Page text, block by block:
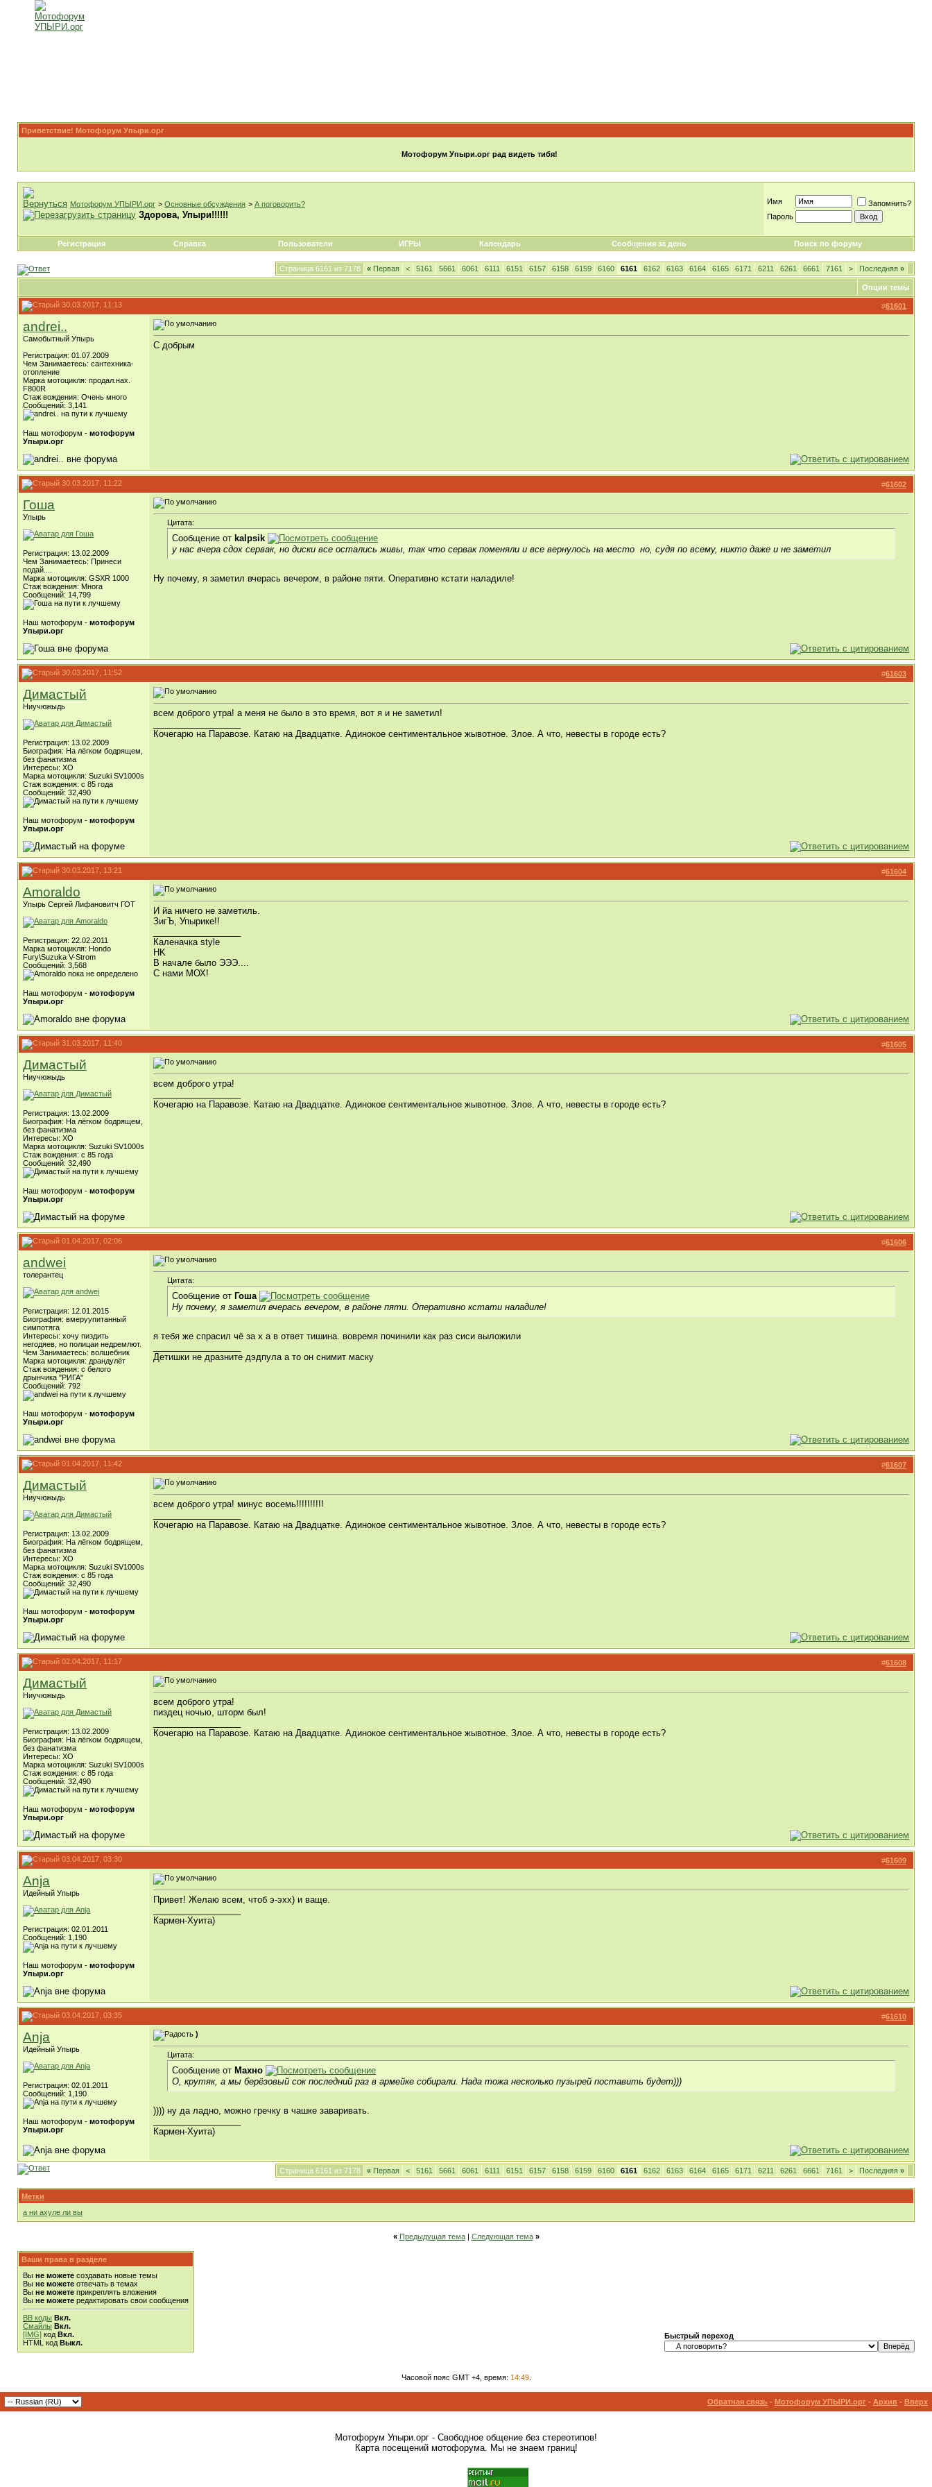
Приветствие! Мотофорум Упыри.орг
Мотофорум Упыри.орг рад видеть тибя!
Мотофорум УПЫРИ.орг > Основные обсуждения > А поговорить?
Здорова, Упыри!!!!!!
Имя
Запомнить?
Пароль
Регистрация Справка Пользователи ИГРЫ Календарь Сообщения за день Поиск по форуму
Страница 6161 из 7178 « Первая < 5161 5661 6061 6111 6151 6157 6158 6159 6160 6161 6162 6163 6164 6165 6171 6211 6261 6661 7161 > Последняя »
Опции темы
30.03.2017, 11:13 #61601
andrei..
Самобытный Упырь
Регистрация: 01.07.2009
Чем Занимаетесь: сантехника-
отопление
Марка мотоцикля: продал.нах.
F800R
Стаж вождения: Очень много
Сообщений: 3,141
Наш мотофорум - мотофорум
Упыри.орг
С добрым
30.03.2017, 11:22 #61602
Гоша
Упырь
Регистрация: 13.02.2009
Чем Занимаетесь: Принеси
подай....
Марка мотоцикля: GSXR 1000
Стаж вождения: Многа
Сообщений: 14,799
Наш мотофорум - мотофорум
Упыри.орг
Цитата:
Сообщение от kalpsik
у нас вчера сдох сервак, но диски все остались живы, так что сервак поменяли и все вернулось на место но, судя по всему, никто даже и не заметил
Ну почему, я заметил вчерась вечером, в районе пяти. Оперативно кстати наладиле!
30.03.2017, 11:52 #61603
Димастый
Ниучюжыдь
Регистрация: 13.02.2009
Биография: На лёгком бодрящем,
без фанатизма
Интересы: ХО
Марка мотоцикля: Suzuki SV1000s
Стаж вождения: с 85 года
Сообщений: 32,490
Наш мотофорум - мотофорум
Упыри.орг
всем доброго утра! а меня не было в это время, вот я и не заметил!
Кочегарю на Паравозе. Катаю на Двадцатке. Адинокое сентиментальное жывотное. Злое. А что, невесты в городе есть?
30.03.2017, 13:21 #61604
Amoraldo
Упырь Сергей Лифановитч ГОТ
Регистрация: 22.02.2011
Марка мотоцикля: Hondo
Fury\Suzuka V-Strom
Сообщений: 3,568
Наш мотофорум - мотофорум
Упыри.орг
И йа ничего не заметиль.
ЗигЪ, Упырике!!
Каленачка style
HK
В начале было ЭЭЭ....
С нами МОХ!
31.03.2017, 11:40 #61605
Димастый
Ниучюжыдь
Регистрация: 13.02.2009
Биография: На лёгком бодрящем,
без фанатизма
Интересы: ХО
Марка мотоцикля: Suzuki SV1000s
Стаж вождения: с 85 года
Сообщений: 32,490
Наш мотофорум - мотофорум
Упыри.орг
всем доброго утра!
Кочегарю на Паравозе. Катаю на Двадцатке. Адинокое сентиментальное жывотное. Злое. А что, невесты в городе есть?
01.04.2017, 02:06 #61606
andwei
толерантец
Регистрация: 12.01.2015
Биография: вмеруупитанный
симпотяга
Интересы: хочу пиздить
негодяев, но полицаи недремлют.
Чем Занимаетесь: волшебник
Марка мотоцикля: драндулёт
Стаж вождения: с белого
дрынчика "РИГА"
Сообщений: 792
Наш мотофорум - мотофорум
Упыри.орг
Цитата:
Сообщение от Гоша
Ну почему, я заметил вчерась вечером, в районе пяти. Оперативно кстати наладиле!
я тебя же спрасил чё за х а в ответ тишина. вовремя починили как раз сиси выложили
Детишки не дразните дэдпула а то он снимит маску
01.04.2017, 11:42 #61607
Димастый
Ниучюжыдь
Регистрация: 13.02.2009
Биография: На лёгком бодрящем,
без фанатизма
Интересы: ХО
Марка мотоцикля: Suzuki SV1000s
Стаж вождения: с 85 года
Сообщений: 32,490
Наш мотофорум - мотофорум
Упыри.орг
всем доброго утра! минус восемь!!!!!!!!!!
Кочегарю на Паравозе. Катаю на Двадцатке. Адинокое сентиментальное жывотное. Злое. А что, невесты в городе есть?
02.04.2017, 11:17 #61608
Димастый
Ниучюжыдь
Регистрация: 13.02.2009
Биография: На лёгком бодрящем,
без фанатизма
Интересы: ХО
Марка мотоцикля: Suzuki SV1000s
Стаж вождения: с 85 года
Сообщений: 32,490
Наш мотофорум - мотофорум
Упыри.орг
всем доброго утра!
пиздец ночью, шторм был!
Кочегарю на Паравозе. Катаю на Двадцатке. Адинокое сентиментальное жывотное. Злое. А что, невесты в городе есть?
03.04.2017, 03:30 #61609
Anja
Идейный Упырь
Регистрация: 02.01.2011
Сообщений: 1,190
Наш мотофорум - мотофорум
Упыри.орг
Привет! Желаю всем, чтоб э-эхх) и ваще.
Кармен-Хуита)
03.04.2017, 03:35 #61610
Anja
Идейный Упырь
Регистрация: 02.01.2011
Сообщений: 1,190
Наш мотофорум - мотофорум
Упыри.орг
)
Цитата:
Сообщение от Махно
О, крутяк, а мы берёзовый сок последний раз в армейке собирали. Нада тожа несколько пузырей поставить будет)))
)))) ну да ладно, можно гречку в чашке заваривать.
Кармен-Хуита)
Страница 6161 из 7178 « Первая < 5161 5661 6061 6111 6151 6157 6158 6159 6160 6161 6162 6163 6164 6165 6171 6211 6261 6661 7161 > Последняя »
Метки
а ни ахуле ли вы
« Предыдущая тема| Следующая тема »
Ваши права в разделе
Вы не можете создавать новые темы
Вы не можете отвечать в темах
Вы не можете прикреплять вложения
Вы не можете редактировать свои сообщения
BB коды Вкл.
Смайлы Вкл.
[IMG] код Вкл.
HTML код Выкл.
Быстрый переход
Часовой пояс GMT +4, время: 14:49.
Обратная связь - Мотофорум УПЫРИ.орг - Архив - Вверх
Мотофорум Упыри.орг - Свободное общение без стереотипов!
Карта посещений мотофорума. Мы не знаем границ!